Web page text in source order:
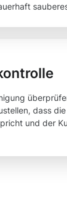
dass
und der